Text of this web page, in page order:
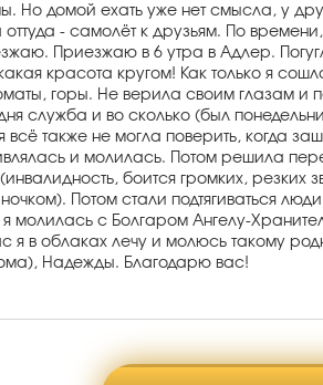
Но домой ехать уже нет смысла, у
- самолёт к друзьям. По
Приезжаю в 6 утра в Адлер.
красота кругом! Как только я
горы. Не верила своим глазам и
служба и во сколько (был
также не могла поверить, когда
и молилась. Потом решила
боится громких, резких
Потом стали подтягиваться
молилась с Болгаром Ангелу-
я в облаках лечу и молюсь такому
Надежды. Благодарю вас!